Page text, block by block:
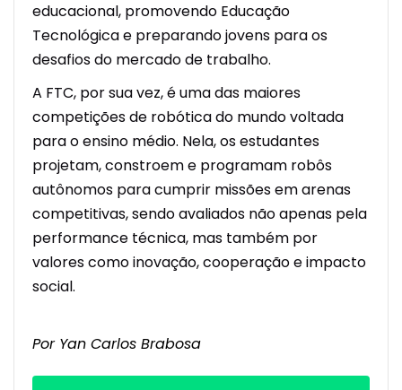
educacional, promovendo Educação
Tecnológica e preparando jovens para os
desafios do mercado de trabalho.
A FTC, por sua vez, é uma das maiores
competições de robótica do mundo voltada
para o ensino médio. Nela, os estudantes
projetam, constroem e programam robôs
autônomos para cumprir missões em arenas
competitivas, sendo avaliados não apenas pela
performance técnica, mas também por
valores como inovação, cooperação e impacto
social.
Por Yan Carlos Brabosa